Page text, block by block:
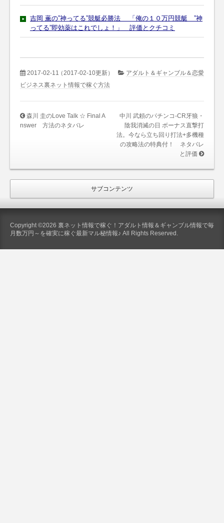
吉岡 薫の”神ってる”競艇必勝法 「俺の１０万円競艇 ”神
ってる”即効薬はこれでしょ！」 評価とクチコミ
2017-02-11（2017-02-10更新）
アダルト＆ギャンブル＆恋愛
ビジネス裏ネット情報で稼ぐ方法
森川 圭のLove Talk ☆ Final A
nswer 方法のネタバレ
中川 武頼のパチンコ-CR牙狼・
陰我消滅の日 ボーナス直撃打
法。今なら立ち回り打法+多機種
の攻略法の特典付！ ネタバレ
と評価
サブコンテンツ
Copyright ©2026 裏ネット情報で稼ぐ！アダルト情報＆ギャンブル情報で毎
月数万円～を確実に稼ぐ最新マル秘情報♪ All Rights Reserved.